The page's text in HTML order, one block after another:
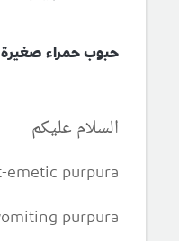
حبوب حمراء صغيرة
السلام عليكم
emetic purpura
purpura